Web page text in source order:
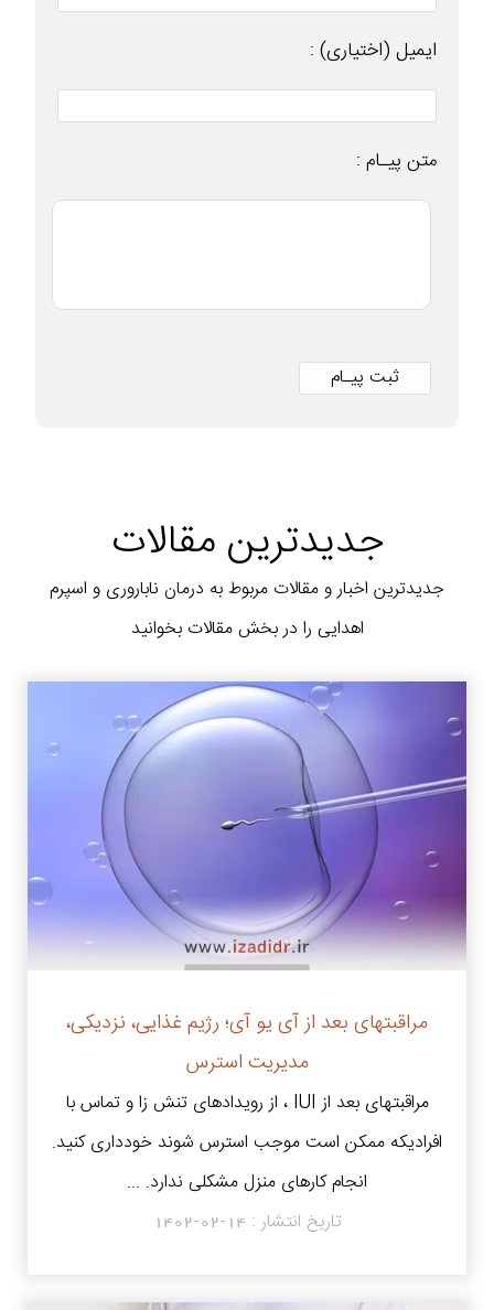
ایمیل (اختیاری) :
متن پیـام :
جدیدترین مقالات
جدیدترین اخبار و مقالات مربوط به درمان ناباروری و اسپرم
اهدایی را در بخش مقالات بخوانید
مراقبتهای بعد از آی یو آی؛ رژیم غذایی، نزدیکی،
مدیریت استرس
مراقبتهای بعد از IUI ، از رویدادهای تنش زا و تماس با
افرادیکه ممکن است موجب استرس شوند خودداری کنید.
انجام کارهای منزل مشکلی ندارد. ...
تاریخ انتشار : 1402-02-14